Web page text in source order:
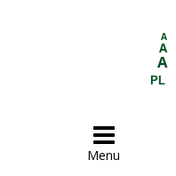
A
A
A
PL

Menu